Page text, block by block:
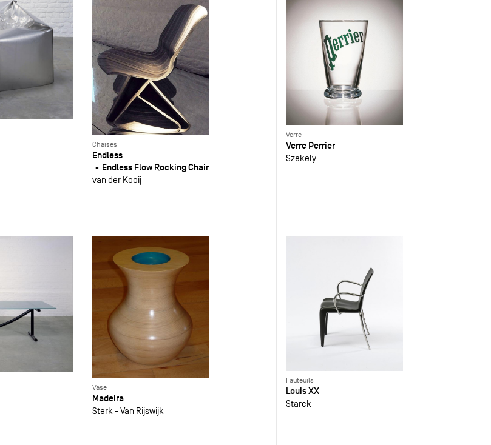
Chaises
Endless
Endless Flow Rocking Chair
van der Kooij
Verre
Verre Perrier
Szekely
Vase
Madeira
Sterk - Van Rijswijk
Fauteuils
Louis XX
Starck